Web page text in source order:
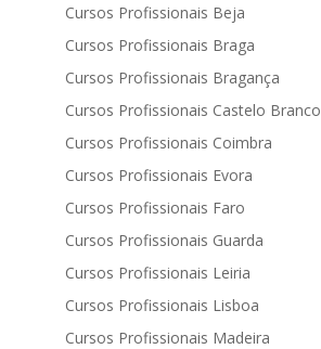
Cursos Profissionais Beja
Cursos Profissionais Braga
Cursos Profissionais Bragança
Cursos Profissionais Castelo Branco
Cursos Profissionais Coimbra
Cursos Profissionais Evora
Cursos Profissionais Faro
Cursos Profissionais Guarda
Cursos Profissionais Leiria
Cursos Profissionais Lisboa
Cursos Profissionais Madeira